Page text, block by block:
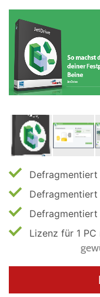
Defragmentiert
Defragmentiert
Lizenz für 1